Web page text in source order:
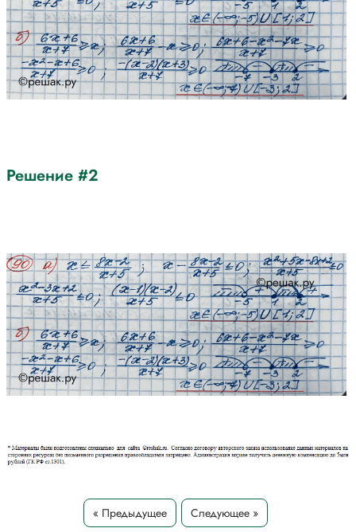
Решение #2
« Предыдущее Следующее »